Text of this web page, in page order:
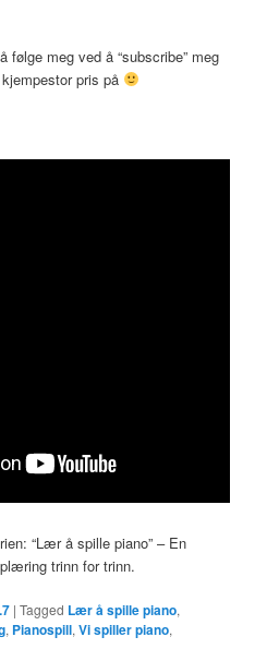
følge meg ved å “subscribe” meg
pris på
“Lær å spille piano” – En
trinn for trinn.
|Tagged Lær å spille piano,
, Pianospill,Vi spiller piano,